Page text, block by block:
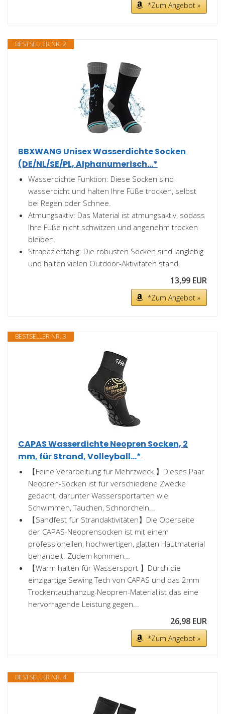
*Zum Angebot »
BESTSELLER NR. 2
BBXWANG Unisex Wasserdichte Socken
(DE/NL/SE/PL, Alphanumerisch...*
Wasserdichte Funktion: Diese Socken sind
wasserdicht und halten Ihre Füße trocken, selbst
bei Regen oder Schnee.
Atmungsaktiv: Das Material ist atmungsaktiv, sodass
Ihre Füße nicht schwitzen und angenehm trocken
bleiben.
Strapazierfähig: Die robusten Socken sind langlebig
und halten vielen Outdoor-Aktivitäten stand.
13,99 EUR
*Zum Angebot »
BESTSELLER NR. 3
CAPAS Wasserdichte Neopren Socken, 2
mm, für Strand, Volleyball...*
【Feine Verarbeitung für Mehrzweck.】Dieses Paar
Neopren-Socken ist für verschiedene Zwecke
gedacht, darunter Wassersportarten wie
Schwimmen, Tauchen, Schnorcheln...
【Sandfest für Strandaktivitäten】Die Oberseite
der CAPAS-Neoprensocken ist mit einem
professionellen, hochwertigen, glatten Hautmaterial
behandelt. Zudem kommen...
【Warm halten für Wassersport 】Durch die
einzigartige Sewing Tech von CAPAS und das 2mm
Trockentauchanzug-Neopren-Material,ist das eine
hervorragende Leistung gegen...
26,98 EUR
*Zum Angebot »
BESTSELLER NR. 4